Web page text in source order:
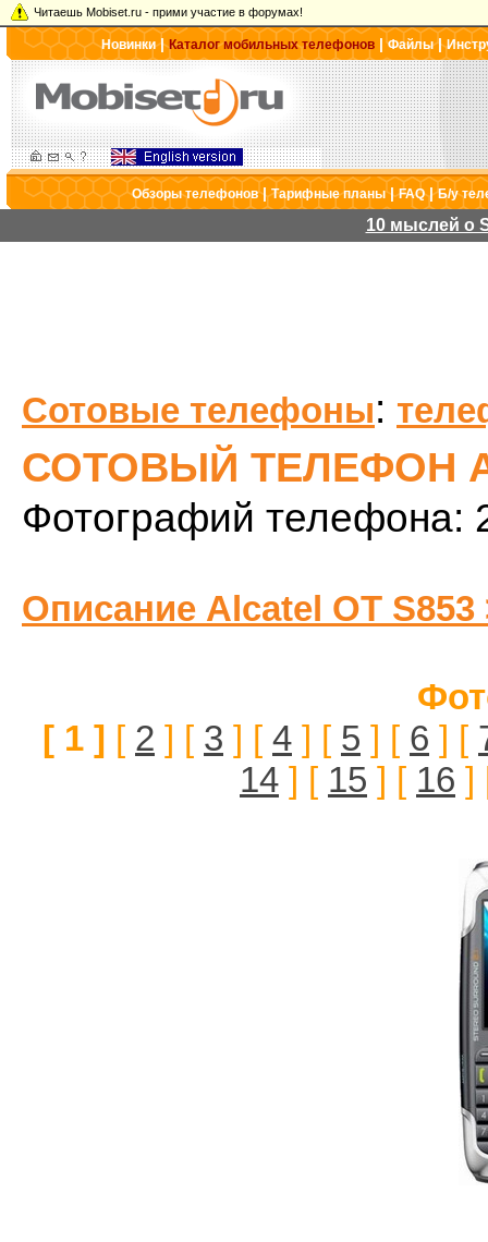
Читаешь Mobiset.ru - прими участие в форумах!
Новинки|Каталог мобильных телефонов |Файлы|
Обзоры телефонов|Тарифные планы|FAQ|Б/у
10 мыслей о
Сотовые телефоны:
СОТОВЫЙ ТЕЛЕФОН
Фотографий телефона:
Описание Alcatel OT S853
[ 1 ] [ 2 ] [ 3 ] [ 4 ] [ 5 ] [ 6 ] [
14 ] [ 15 ] [ 16 ]